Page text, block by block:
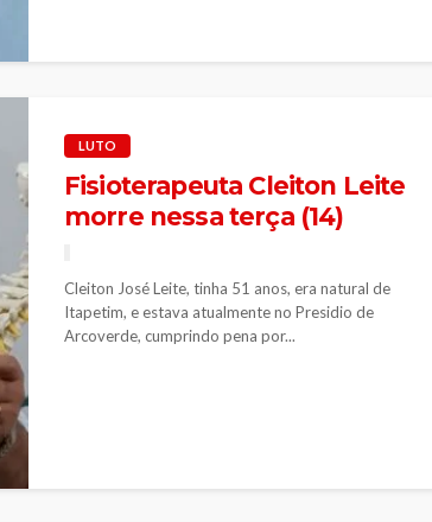
LUTO
Fisioterapeuta Cleiton Leite
morre nessa terça (14)
Cleiton José Leite, tinha 51 anos, era natural de
Itapetim, e estava atualmente no Presidio de
Arcoverde, cumprindo pena por...